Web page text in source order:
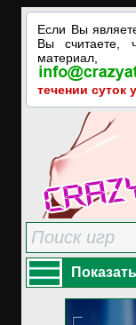
Если Вы
Вы считаете,
течении суток